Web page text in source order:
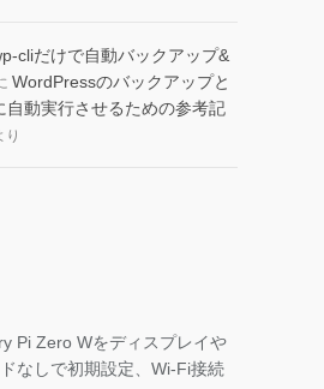
cliだけで自動バックアップ&
WordPressのバックアップと
自動実行させるための参考記
り
Pi Zero Wをディスプレイや
なしで初期設定、Wi-Fi接続